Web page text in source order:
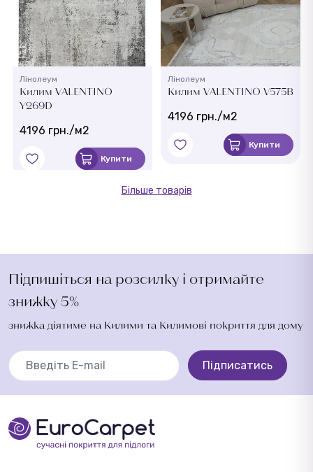
Лінолеум
Килим VALENTINO
Y269D
4196 грн./м2
Купити
Лінолеум
Килим VALENTINO V575B
4196 грн./м2
Купити
Більше товарів
Підпишіться на розсилку і отримайте
знижку 5%
знижка діятиме на Килими та Килимові покриття для дому
Підписатись